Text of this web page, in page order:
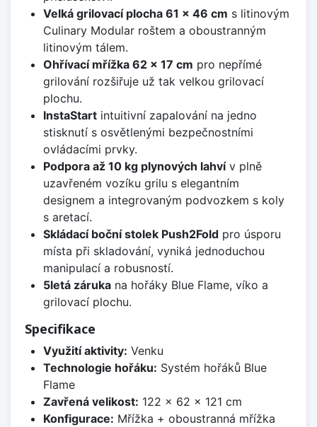
Velká grilovací plocha 61 x 46 cm s litinovým
Culinary Modular roštem a oboustranným
litinovým tálem.
Ohřívací mřížka 62 x 17 cm pro nepřímé
grilování rozšiřuje už tak velkou grilovací
plochu.
InstaStartintuitivní zapalování na jedno
stisknutí s osvětlenými bezpečnostními
ovládacími prvky.
Podpora až 10 kg plynových lahvív plně
uzavřeném vozíku grilu s elegantním
designem a integrovaným podvozkem s koly
s aretací.
Skládací boční stolek Push2Foldpro úsporu
místa při skladování, vyniká jednoduchou
manipulací a robusností.
5letá zárukana hořáky Blue Flame, víko a
grilovací plochu.
Specifikace
Využití aktivity: Venku
Technologie hořáku: Systém hořáků Blue
Flame
Zavřená velikost: 122 x 62 x 121 cm
Konfigurace: Mřížka + oboustranná mřížka